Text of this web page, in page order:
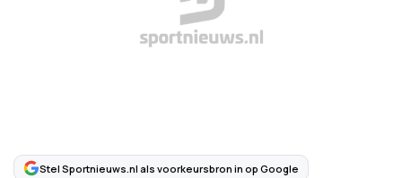
Stel Sportnieuws.nl als voorkeursbron in op Google